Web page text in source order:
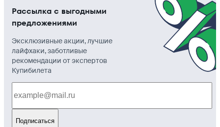
Рассылка с выгодными
предложениями
Эксклюзивные акции, лучшие
лайфхаки, заботливые
рекомендации от экспертов
Купибилета
Подписаться